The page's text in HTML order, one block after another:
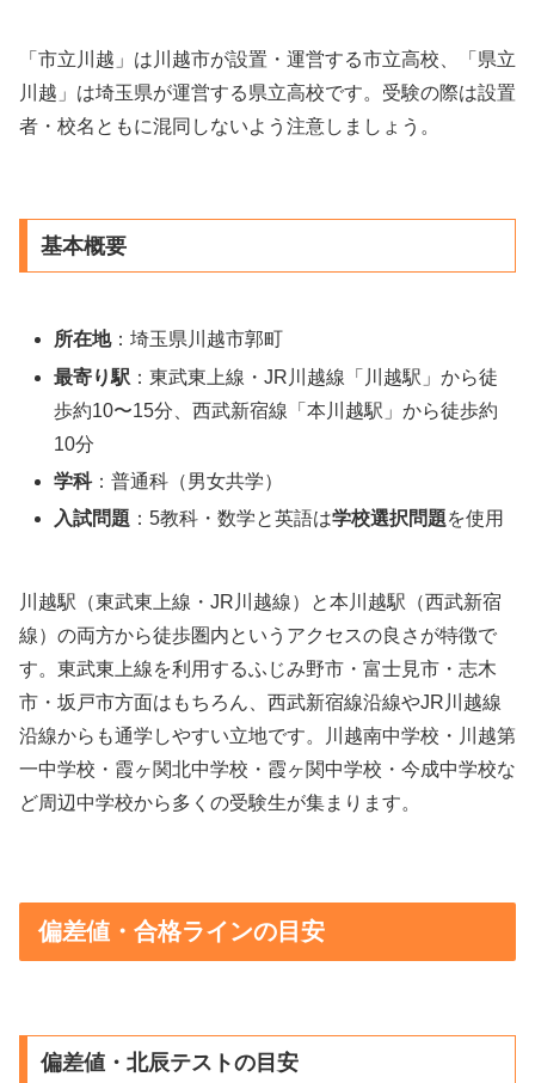
「市立川越」は川越市が設置・運営する市立高校、「県立
川越」は埼玉県が運営する県立高校です。受験の際は設置
者・校名ともに混同しないよう注意しましょう。
基本概要
所在地：埼玉県川越市郭町
最寄り駅 ：東武東上線・JR川越線「川越駅」から徒
歩約10〜15分、西武新宿線「本川越駅」から徒歩約
10分
学科：普通科（男女共学）
入試問題 ：5教科・数学と英語は学校選択問題を使用
川越駅（東武東上線・JR川越線）と本川越駅（西武新宿
線）の両方から徒歩圏内というアクセスの良さが特徴で
す。東武東上線を利用するふじみ野市・富士見市・志木
市・坂戸市方面はもちろん、西武新宿線沿線やJR川越線
沿線からも通学しやすい立地です。川越南中学校・川越第
一中学校・霞ヶ関北中学校・霞ヶ関中学校・今成中学校な
ど周辺中学校から多くの受験生が集まります。
偏差値・合格ラインの目安
偏差値・北辰テストの目安